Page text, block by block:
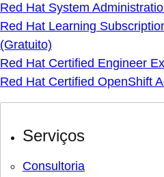
Red Hat System
Red Hat Learning
(Gratuito)
Red Hat Certified Engineer
Red Hat Certified OpenShift
Serviços
Consultoria